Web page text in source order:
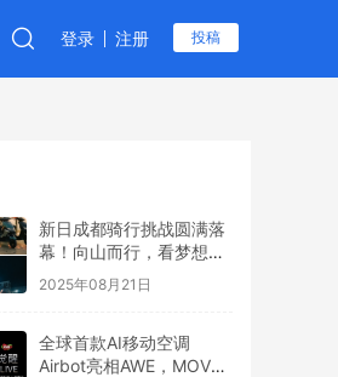
登录 注册 投稿
新日成都骑行挑战圆满落
幕！向山而行，看梦想6
全地形制霸之路
2025年08月21日
全球首款AI移动空调
Airbot亮相AWE，MOVA